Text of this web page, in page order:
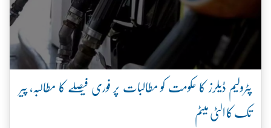
پٹرولیم ڈیلرز کا حکومت کو مطالبات پر فوری فیصلے کا مطالبہ، پیر
تک کا الٹی میٹم